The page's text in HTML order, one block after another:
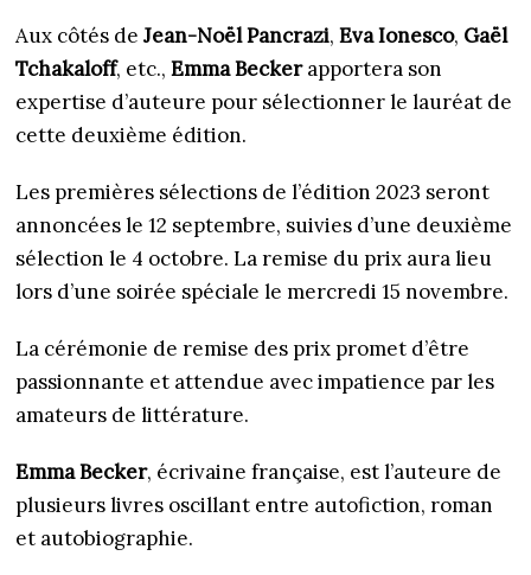
Aux côtés deJean-Noël Pancrazi,Eva Ionesco, Gaël
Tchakaloff, etc.,Emma Beckerapportera son
expertise d’auteure pour sélectionner le lauréat de
cette deuxième édition.
Les premières sélections de l’édition 2023 seront
annoncées le 12 septembre, suivies d’une deuxième
sélection le 4 octobre. La remise du prix aura lieu
lors d’une soirée spéciale le mercredi 15 novembre.
La cérémonie de remise des prix promet d’être
passionnante et attendue avec impatience par les
amateurs de littérature.
Emma Becker, écrivaine française, est l’auteure de
plusieurs livres oscillant entre autofiction, roman
et autobiographie.